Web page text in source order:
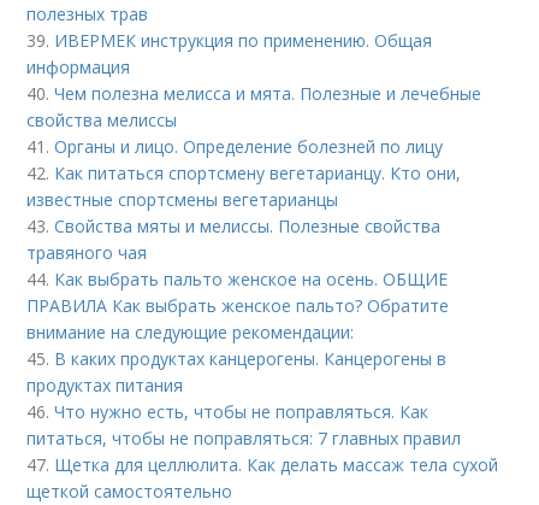
полезных трав
39. ИВЕРМЕК инструкция по применению. Общая
информация
40.Чем полезна мелисса и мята. Полезные и лечебные
свойства мелиссы
41.Органы и лицо. Определение болезней по лицу
42. Как питаться спортсмену вегетарианцу. Кто они,
известные спортсмены вегетарианцы
43.Свойства мяты и мелиссы. Полезные свойства
травяного чая
44. Как выбрать пальто женское на осень. ОБЩИЕ
ПРАВИЛА Как выбрать женское пальто? Обратите
внимание на следующие рекомендации:
45. В каких продуктах канцерогены. Канцерогены в
продуктах питания
46.Что нужно есть, чтобы не поправляться. Как
питаться, чтобы не поправляться: 7 главных правил
47. Щетка для целлюлита. Как делать массаж тела сухой
щеткой самостоятельно